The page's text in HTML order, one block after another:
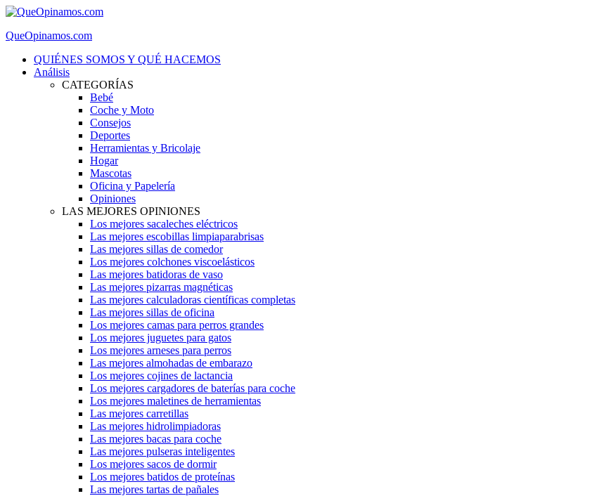
QueOpinamos.com
QUIÉNES SOMOS Y QUÉ HACEMOS
Análisis
CATEGORÍAS
Bebé
Coche y Moto
Consejos
Deportes
Herramientas y Bricolaje
Hogar
Mascotas
Oficina y Papelería
Opiniones
LAS MEJORES OPINIONES
Los mejores sacaleches eléctricos
Las mejores escobillas limpiaparabrisas
Las mejores sillas de comedor
Los mejores colchones viscoelásticos
Las mejores batidoras de vaso
Las mejores pizarras magnéticas
Las mejores calculadoras científicas completas
Las mejores sillas de oficina
Los mejores camas para perros grandes
Los mejores juguetes para gatos
Los mejores arneses para perros
Las mejores almohadas de embarazo
Los mejores cojines de lactancia
Los mejores cargadores de baterías para coche
Los mejores maletines de herramientas
Las mejores carretillas
Las mejores hidrolimpiadoras
Las mejores bacas para coche
Las mejores pulseras inteligentes
Los mejores sacos de dormir
Los mejores batidos de proteínas
Las mejores tartas de pañales